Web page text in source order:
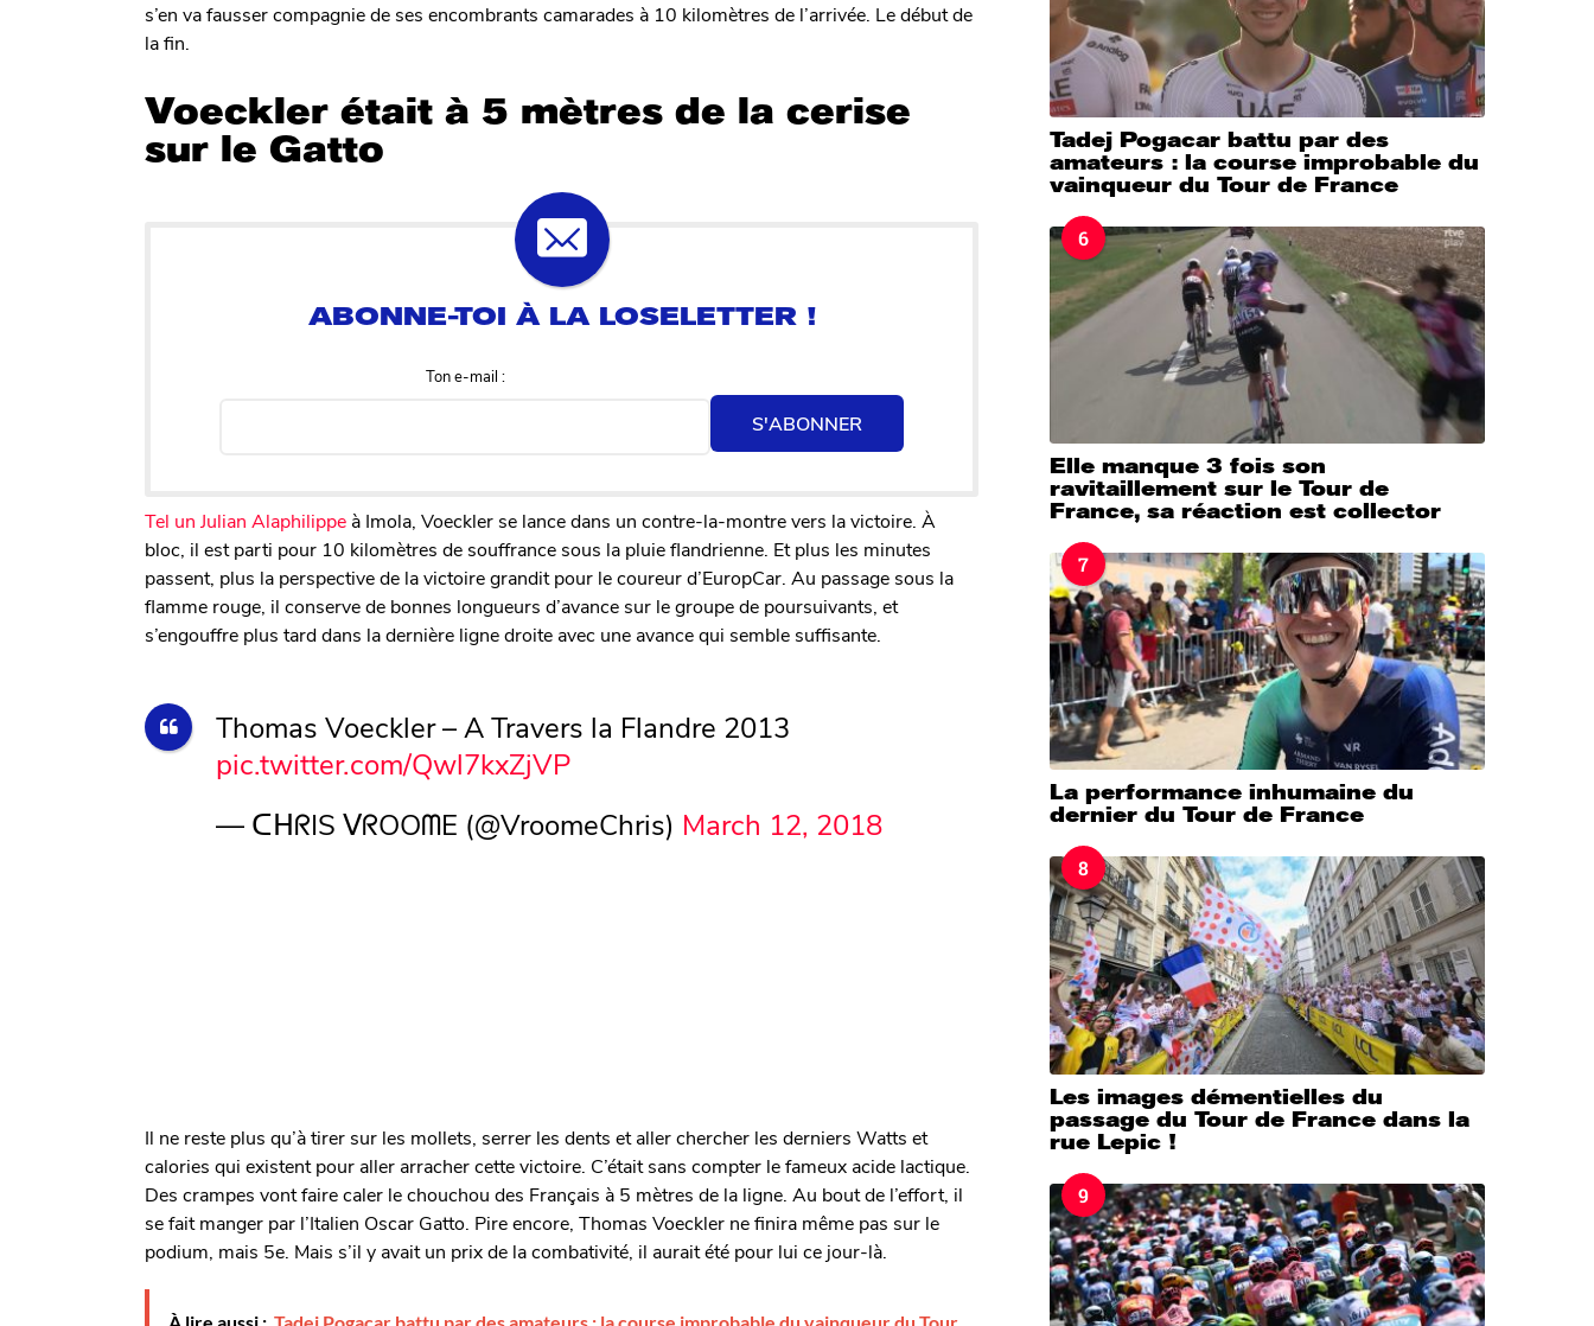
s’en va fausser compagnie de ses encombrants camarades à 10 kilomètres de l’arrivée. Le début de
la fin.
Voeckler était à 5 mètres de la cerise
sur le Gatto
Ton e-mail :
S'ABONNER
Tel un Julian Alaphilippe à Imola, Voeckler se lance dans un contre-la-montre vers la victoire. À
bloc, il est parti pour 10 kilomètres de souffrance sous la pluie flandrienne. Et plus les minutes
passent, plus la perspective de la victoire grandit pour le coureur d’EuropCar. Au passage sous la
flamme rouge, il conserve de bonnes longueurs d’avance sur le groupe de poursuivants, et
s’engouffre plus tard dans la dernière ligne droite avec une avance qui semble suffisante.
Thomas Voeckler – A Travers la Flandre 2013
pic.twitter.com/Qwl7kxZjVP
— ᑕᕼᖇIS ᐯᖇOOᗰE (@VroomeChris) March 12, 2018
Il ne reste plus qu’à tirer sur les mollets, serrer les dents et aller chercher les derniers Watts et
calories qui existent pour aller arracher cette victoire. C’était sans compter le fameux acide lactique.
Des crampes vont faire caler le chouchou des Français à 5 mètres de la ligne. Au bout de l’effort, il
se fait manger par l’Italien Oscar Gatto. Pire encore, Thomas Voeckler ne finira même pas sur le
podium, mais 5e. Mais s’il y avait un prix de la combativité, il aurait été pour lui ce jour-là.
Tadej Pogacar battu par des
amateurs : la course improbable du
vainqueur du Tour de France
6
Elle manque 3 fois son
ravitaillement sur le Tour de
France, sa réaction est collector
7
La performance inhumaine du
dernier du Tour de France
8
Les images démentielles du
passage du Tour de France dans la
rue Lepic !
9